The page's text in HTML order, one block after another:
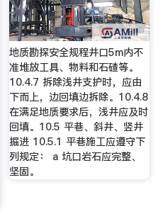
地质勘探安全规程井口5m内不
准堆放工具、物料和石碴等。
10.4.7 拆除浅井支护时，应由
下而上，边回填边拆除。10.4.8
在满足地质要求后，浅井应及时
回填。10.5 平巷、斜井、竖井
掘进 10.5.1 平巷施工应遵守下
列规定： a 坑口岩石应完整、
坚固。